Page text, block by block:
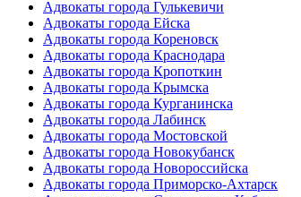
Адвокаты города Гулькевичи
Адвокаты города Ейска
Адвокаты города Кореновск
Адвокаты города Краснодара
Адвокаты города Кропоткин
Адвокаты города Крымска
Адвокаты города Курганинска
Адвокаты города Лабинск
Адвокаты города Мостовской
Адвокаты города Новокубанск
Адвокаты города Новороссийска
Адвокаты города Приморско-Ахтарск